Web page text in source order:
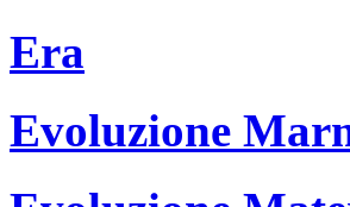
Era
Evoluzione